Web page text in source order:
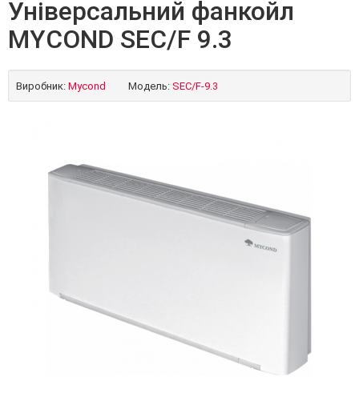
Універсальний фанкойл
MYCOND SEC/F 9.3
Виробник: Mycond Модель: SEC/F-9.3